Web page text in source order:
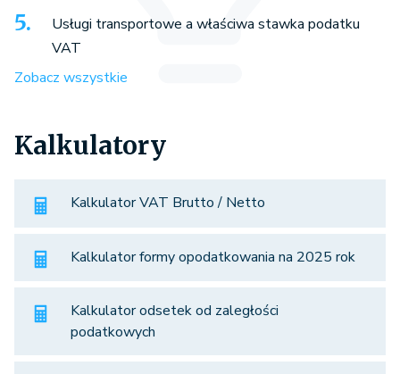
Usługi transportowe a właściwa stawka podatku
VAT
Zobacz wszystkie
Kalkulatory
Kalkulator VAT Brutto / Netto
Kalkulator formy opodatkowania na 2025 rok
Kalkulator odsetek od zaległości
podatkowych